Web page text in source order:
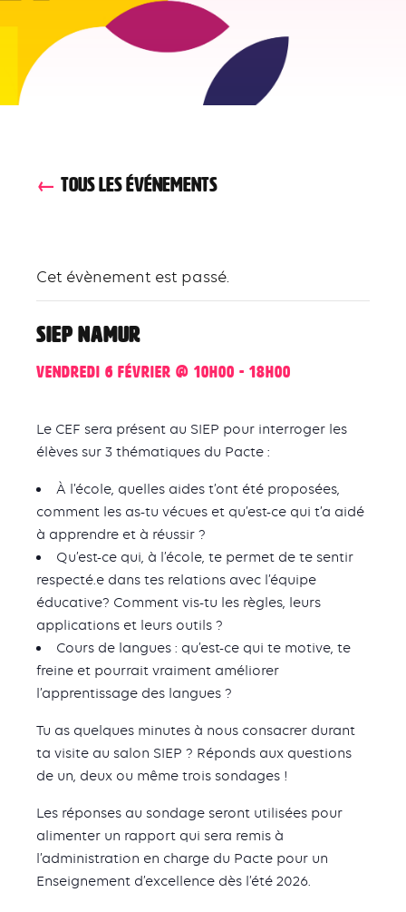
TOUS LES ÉVÉNEMENTS
Cet évènement est passé.
SIEP Namur
vendredi 6 février @ 10h00 - 18h00
Le CEF sera présent au SIEP pour interroger les
élèves sur 3 thématiques du Pacte :
À l’école, quelles aides t’ont été proposées,
comment les as-tu vécues et qu’est-ce qui t’a aidé
à apprendre et à réussir ?
Qu’est-ce qui, à l’école, te permet de te sentir
respecté.e dans tes relations avec l’équipe
éducative? Comment vis-tu les règles, leurs
applications et leurs outils ?
Cours de langues : qu’est-ce qui te motive, te
freine et pourrait vraiment améliorer
l’apprentissage des langues ?
Tu as quelques minutes à nous consacrer durant
ta visite au salon SIEP ? Réponds aux questions
de un, deux ou même trois sondages !
Les réponses au sondage seront utilisées pour
alimenter un rapport qui sera remis à
l’administration en charge du Pacte pour un
Enseignement d’excellence dès l’été 2026.